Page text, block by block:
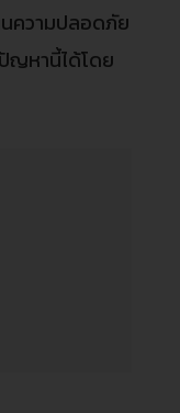
ความปลอดภัย
ญหานี้ได้โดย